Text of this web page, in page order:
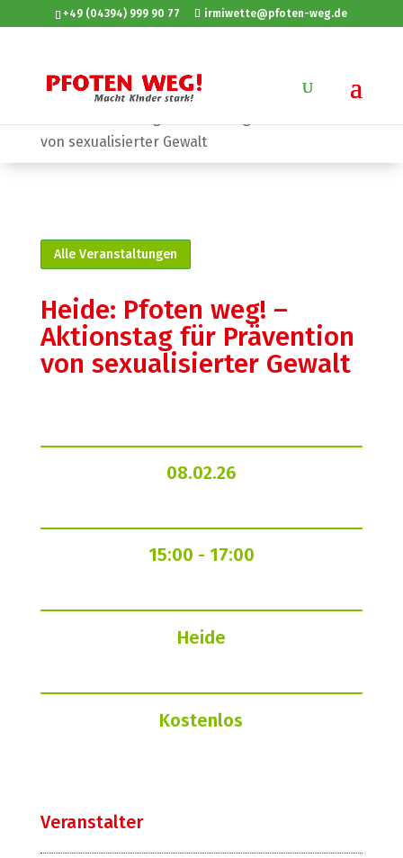
+49 (04394) 999 90 77 irmiwette@pfoten-weg.de
Sie sind hier:Startseite» Veranstaltungen
von sexualisierter Gewalt
Alle Veranstaltungen
Heide: Pfoten weg! –
Aktionstag für Prävention
von sexualisierter Gewalt
08.02.26
15:00 - 17:00
Heide
Kostenlos
Veranstalter